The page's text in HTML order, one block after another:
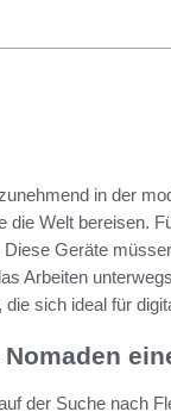
in der
die Welt bereisen.
Diese Geräte
Arbeiten
sich ideal für
der Suche nach